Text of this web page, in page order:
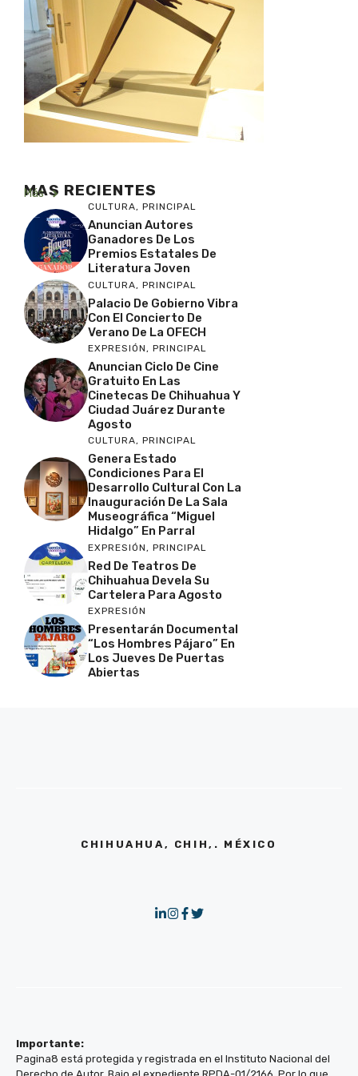
MAS RECIENTES
Más
CULTURA, PRINCIPAL
Anuncian Autores
Ganadores De Los
Premios Estatales De
Literatura Joven
CULTURA, PRINCIPAL
Palacio De Gobierno Vibra
Con El Concierto De
Verano De La OFECH
EXPRESIÓN, PRINCIPAL
Anuncian Ciclo De Cine
Gratuito En Las
Cinetecas De Chihuahua Y
Ciudad Juárez Durante
Agosto
CULTURA, PRINCIPAL
Genera Estado
Condiciones Para El
Desarrollo Cultural Con La
Inauguración De La Sala
Museográfica “Miguel
Hidalgo” En Parral
EXPRESIÓN , PRINCIPAL
Red De Teatros De
Chihuahua Devela Su
Cartelera Para Agosto
EXPRESIÓN
Presentarán Documental
“Los Hombres Pájaro” En
Los Jueves De Puertas
Abiertas
CHIHUAHUA, CHIH,. MÉXICO
Importante:
Pagina8 está protegida y registrada en el Instituto Nacional del